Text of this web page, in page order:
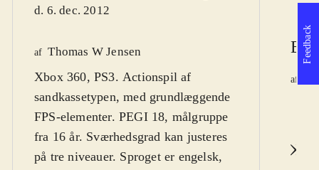
d. 6. dec. 2012
af Thomas W Jensen
Xbox 360, PS3. Actionspil af
sandkassetypen, med grundlæggende
FPS-elementer. PEGI 18, målgruppe
fra 16 år. Sværhedsgrad kan justeres
på tre niveauer. Sproget er engelsk,
af
Feedback